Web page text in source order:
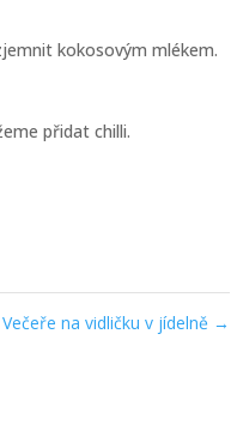
kokosovým mlékem.
přidat chilli.
Večeře na vidličku v jídelně →